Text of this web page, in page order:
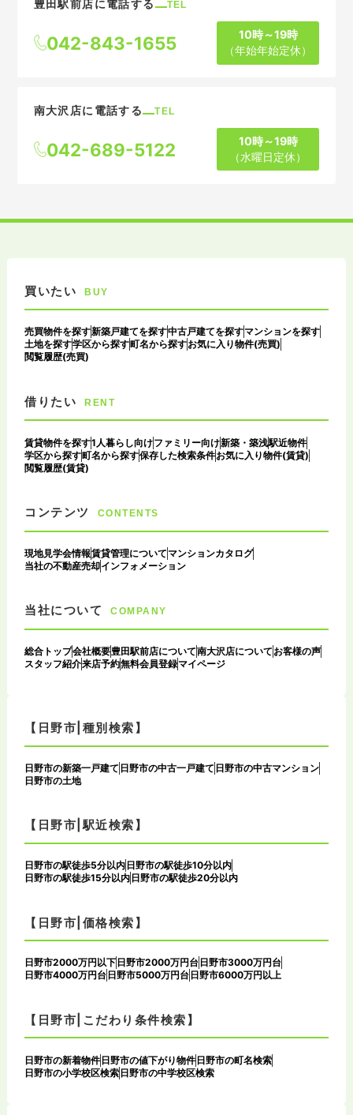
豊田駅前店に電話する TEL
042-843-1655
10時～19時
（年始年始定休）
南大沢店に電話する TEL
042-689-5122
10時～19時
（水曜日定休）
買いたい BUY
売買物件を探す新築戸建てを探す中古戸建てを探すマンションを探す
土地を探す学区から探す町名から探すお気に入り物件(売買)
閲覧履歴(売買)
借りたい RENT
賃貸物件を探す1人暮らし向けファミリー向け新築・築浅駅近物件
学区から探す町名から探す保存した検索条件お気に入り物件(賃貸)
閲覧履歴(賃貸)
コンテンツ CONTENTS
現地見学会情報賃貸管理について マンションカタログ
当社の不動産売却インフォメーション
当社について COMPANY
総合トップ会社概要豊田駅前店について南大沢店について お客様の声
スタッフ紹介来店予約無料会員登録マイページ
【日野市|種別検索】
日野市の新築一戸建て 日野市の中古一戸建て 日野市の中古マンション
日野市の土地
【日野市|駅近検索】
日野市の駅徒歩5分以内 日野市の駅徒歩10分以内
日野市の駅徒歩15分以内 日野市の駅徒歩20分以内
【日野市|価格検索】
日野市2000万円以下 日野市2000万円台 日野市3000万円台
日野市4000万円台 日野市5000万円台 日野市6000万円以上
【日野市|こだわり条件検索】
日野市の新着物件日野市の値下がり物件日野市の町名検索
日野市の小学校区検索日野市の中学校区検索